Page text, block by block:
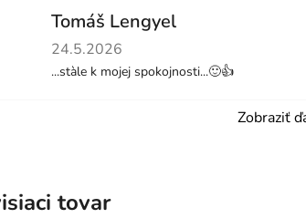
Tomáš Lengyel
Hodnotenie obchodu je 5 z 5
24.5.2026
...stàle k mojej spokojnosti...🙂👍
Zobraziť
tovar